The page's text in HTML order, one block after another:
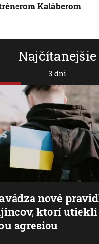
Najčítanejšie
nové
ktorí utiekli
agresiou
3 dni
Kaláberom